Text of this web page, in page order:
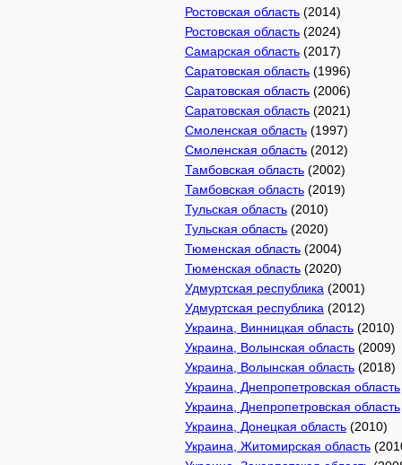
Ростовская область (2014)
Ростовская область (2024)
Самарская область (2017)
Саратовская область (1996)
Саратовская область (2006)
Саратовская область (2021)
Смоленская область (1997)
Смоленская область (2012)
Тамбовская область (2002)
Тамбовская область (2019)
Тульская область (2010)
Тульская область (2020)
Тюменская область (2004)
Тюменская область (2020)
Удмуртская республика (2001)
Удмуртская республика (2012)
Украина, Винницкая область (2010)
Украина, Волынская область (2009)
Украина, Волынская область (2018)
Украина, Днепропетровская область
Украина, Днепропетровская область
Украина, Донецкая область (2010)
Украина, Житомирская область